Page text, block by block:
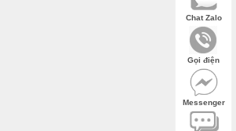
Chat Zalo
Gọi điện
Messenger